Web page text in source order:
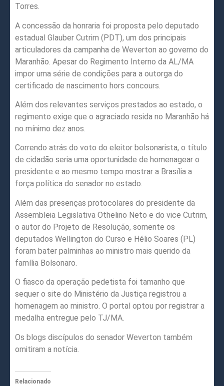
Torres.
A concessão da honraria foi proposta pelo deputado
estadual Glauber Cutrim (PDT), um dos principais
articuladores da campanha de Weverton ao governo do
Maranhão. Apesar do Regimento Interno da AL/MA
impor uma série de condições para a outorga do
certificado de nascimento hors concours.
Além dos relevantes serviços prestados ao estado, o
regimento exige que o agraciado resida no Maranhão há
no mínimo dez anos.
Correndo atrás do voto do eleitor bolsonarista, o título
de cidadão seria uma oportunidade de homenagear o
presidente e ao mesmo tempo mostrar a Brasília a
força política do senador no estado.
Além das presenças protocolares do presidente da
Assembleia Legislativa Othelino Neto e do vice Cutrim,
o autor do Projeto de Resolução, somente os
deputados Wellington do Curso e Hélio Soares (PL)
foram bater palminhas ao ministro mais querido da
família Bolsonaro.
O fiasco da operação pedetista foi tamanho que
sequer o site do Ministério da Justiça registrou a
homenagem ao ministro. O portal optou por registrar a
medalha entregue pelo TJ/MA.
Os blogs discípulos do senador Weverton também
omitiram a notícia.
Relacionado